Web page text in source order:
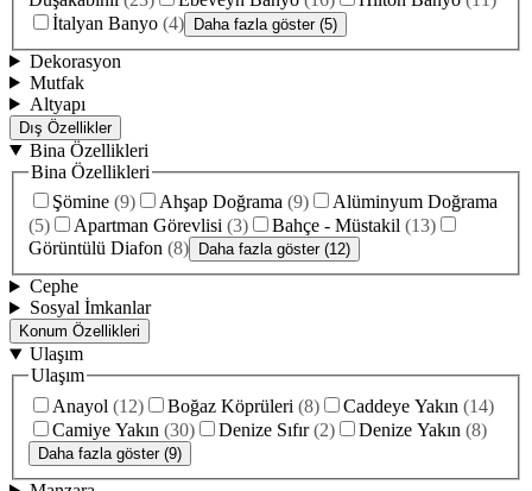
İtalyan Banyo (4) Daha fazla göster (5)
Dekorasyon
Mutfak
Altyapı
Dış Özellikler
Bina Özellikleri
Bina Özellikleri
Şömine (9) Ahşap Doğrama (9)
Alüminyum Doğrama
(5) Apartman Görevlisi (3) Bahçe - Müstakil (13)
Görüntülü Diafon (8) Daha fazla göster (12)
Cephe
Sosyal İmkanlar
Konum Özellikleri
Ulaşım
Ulaşım
Anayol (12) Boğaz Köprüleri (8) Caddeye Yakın (14)
Camiye Yakın (30) Denize Sıfır (2) Denize Yakın (8)
Daha fazla göster (9)